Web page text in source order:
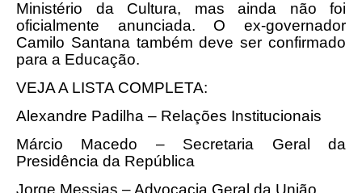
Ministério da Cultura, mas ainda não foi
oficialmente anunciada. O ex-governador
Camilo Santana também deve ser confirmado
para a Educação.
VEJA A LISTA COMPLETA:
Alexandre Padilha – Relações Institucionais
Márcio Macedo – Secretaria Geral da
Presidência da República
Jorge Messias – Advocacia Geral da União